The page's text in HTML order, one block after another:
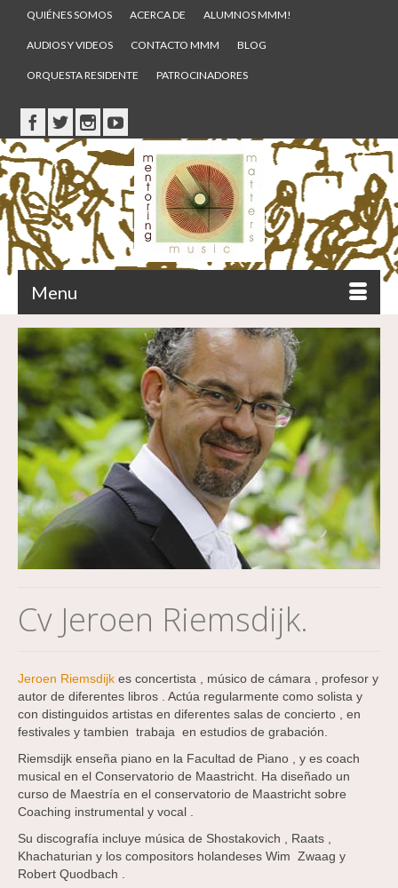
QUIÉNES SOMOS ACERCA DE ALUMNOS MMM!
AUDIOS Y VIDEOS CONTACTO MMM BLOG
ORQUESTA RESIDENTE PATROCINADORES
Menu
Cv Jeroen Riemsdijk.
Jeroen Riemsdijk es concertista , músico de cámara , profesor y
autor de diferentes libros . Actúa regularmente como solista y
con distinguidos artistas en diferentes salas de concierto , en
festivales y tambien trabaja en estudios de grabación.
Riemsdijk enseña piano en la Facultad de Piano , y es coach
musical en el Conservatorio de Maastricht. Ha diseñado un
curso de Maestría en el conservatorio de Maastricht sobre
Coaching instrumental y vocal .
Su discografía incluye música de Shostakovich , Raats ,
Khachaturian y los compositors holandeses Wim Zwaag y
Robert Quodbach .